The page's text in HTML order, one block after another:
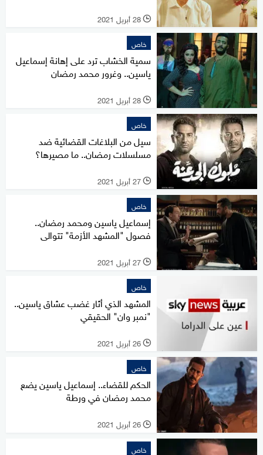
l 28 أبريل 2021
خاص
سمية الخشاب ترد على إهانة إسماعيل
ياسين.. وغرور محمد رمضان
l 28 أبريل 2021
خاص
سيل من البلاغات القضائية ضد
مسلسلات رمضان.. ما مصيرها؟
l 27 أبريل 2021
خاص
إسماعيل ياسين ومحمد رمضان..
فصول "المشهد الأزمة" تتوالى
l 27 أبريل 2021
خاص
المشهد الذي أثار غضب عشاق ياسين..
"نمبر وان" الحقيقي
l 26 أبريل 2021
خاص
الحكم للقضاء.. إسماعيل ياسين يضع
محمد رمضان في ورطة
l 26 أبريل 2021
خاص